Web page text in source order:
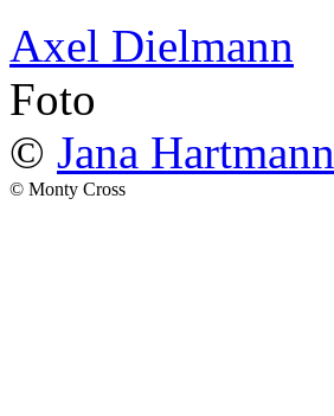
Axel Dielmann
Foto
© Jana Hartmann
© Monty Cross